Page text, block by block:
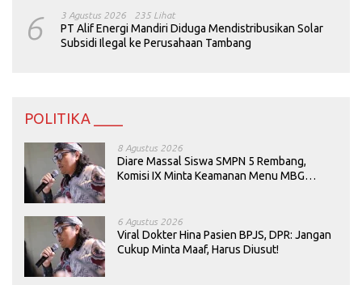
6 3 Agustus 2026 235 Lihat
PT Alif Energi Mandiri Diduga Mendistribusikan Solar
Subsidi Ilegal ke Perusahaan Tambang
POLITIKA ____
8 Agustus 2026
Diare Massal Siswa SMPN 5 Rembang,
Komisi IX Minta Keamanan Menu MBG
6 Agustus 2026
Viral Dokter Hina Pasien BPJS, DPR: Jangan
Cukup Minta Maaf, Harus Diusut!